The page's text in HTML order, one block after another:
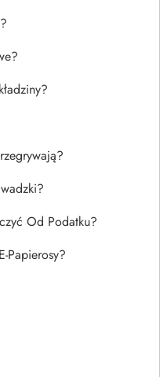
Od Podatku?
Papierosy?